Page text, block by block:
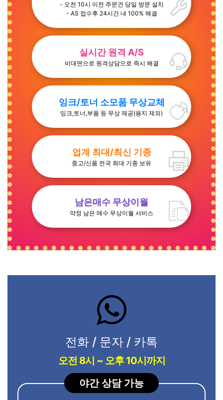
- 오전 10시 이전 주문건 당일 방문 설치
- AS 접수후 24시간 내 100% 해결
실시간 원격 A/S
비대면으로 원격상담으로 즉시 해결
잉크/토너 소모품 무상교체
잉크,토너,부품 등 무상 제공(용지 제외)
업계 최대/최신 기종
중고/신품 전국 최대 기종 보유
남은매수 무상이월
약정 남은 매수 무상이월 서비스
전화 / 문자 / 카톡
오전 8시 ~ 오후 10시까지
야간 상담 가능